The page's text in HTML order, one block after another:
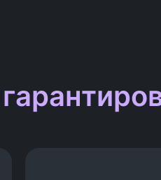
Зарплата от 120